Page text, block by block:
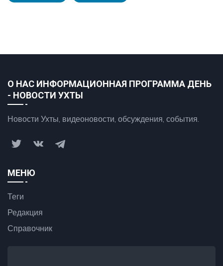
О НАС ИНФОРМАЦИОННАЯ ПРОГРАММА ДЕНЬ
- НОВОСТИ УХТЫ
Новости Ухты, видеоновости, обсуждения, события.
МЕНЮ
Теги
Редакция
Справочник